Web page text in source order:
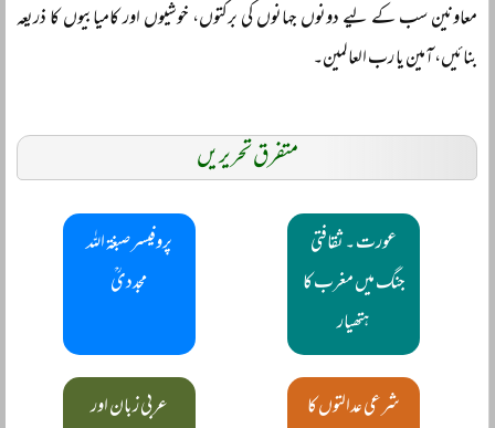
معاونین سب کے لیے دونوں جہانوں کی برکتوں، خوشیوں اور کامیابیوں کا ذریعہ
بنائیں، آمین یا رب العالمین۔
متفرق تحریریں
عورت ۔ ثقافتی
جنگ میں مغرب کا
ہتھیار
پروفیسر صبغۃ اللہ
مجددیؒ
شرعی عدالتوں کا
عربی زبان اور